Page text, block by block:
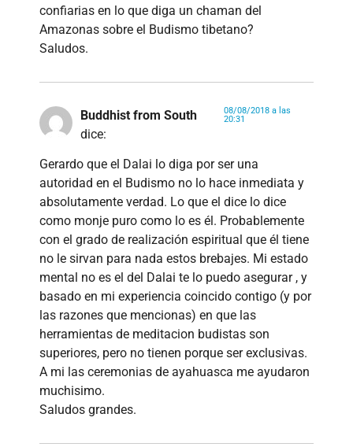
confiarias en lo que diga un chaman del
Amazonas sobre el Budismo tibetano?
Saludos.
Buddhist from South
dice:
08/08/2018 a las
20:31
Gerardo que el Dalai lo diga por ser una
autoridad en el Budismo no lo hace inmediata y
absolutamente verdad. Lo que el dice lo dice
como monje puro como lo es él. Probablemente
con el grado de realización espiritual que él tiene
no le sirvan para nada estos brebajes. Mi estado
mental no es el del Dalai te lo puedo asegurar , y
basado en mi experiencia coincido contigo (y por
las razones que mencionas) en que las
herramientas de meditacion budistas son
superiores, pero no tienen porque ser exclusivas.
A mi las ceremonias de ayahuasca me ayudaron
muchisimo.
Saludos grandes.